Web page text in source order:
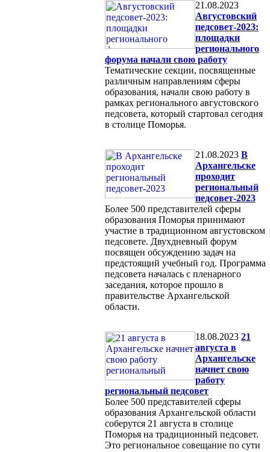
21.08.2023
Августовский
педсовет-2023:
площадки
регионального
форума начали свою работу
Тематические секции, посвященные
различным направлениям сферы
образования, начали свою работу в
рамках регионального августовского
педсовета, который стартовал сегодня
в столице Поморья.
21.08.2023 В
Архангельске
проходит
региональный
педсовет-2023
Более 500 представителей сферы
образования Поморья принимают
участие в традиционном августовском
педсовете. Двухдневный форум
посвящен обсуждению задач на
предстоящий учебный год. Программа
педсовета началась с пленарного
заседания, которое прошло в
правительстве Архангельской
области.
18.08.2023 21
августа в
Архангельске
начнет свою
работу
региональный педсовет
Более 500 представителей сферы
образования Архангельской области
соберутся 21 августа в столице
Поморья на традиционный педсовет.
Это региональное совещание по сути